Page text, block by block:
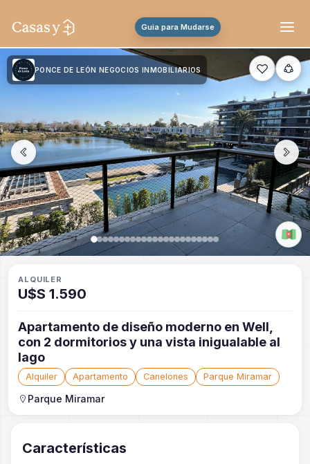
Guia para Mudarse
PONCE DE LEÓN NEGOCIOS INMOBILIARIOS
ALQUILER
U$S 1.590
Apartamento de diseño moderno en Well,
con 2 dormitorios y una vista inigualable al
lago
Alquiler Apartamento Canelones Parque Miramar
Parque Miramar
Características